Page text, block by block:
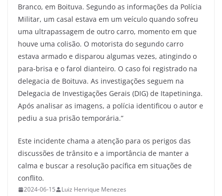
Branco, em Boituva. Segundo as informações da Polícia
Militar, um casal estava em um veículo quando sofreu
uma ultrapassagem de outro carro, momento em que
houve uma colisão. O motorista do segundo carro
estava armado e disparou algumas vezes, atingindo o
para-brisa e o farol dianteiro. O caso foi registrado na
delegacia de Boituva. As investigações seguem na
Delegacia de Investigações Gerais (DIG) de Itapetininga.
Após analisar as imagens, a polícia identificou o autor e
pediu a sua prisão temporária.”
Este incidente chama a atenção para os perigos das
discussões de trânsito e a importância de manter a
calma e buscar a resolução pacífica em situações de
conflito.
2024-06-15 Luiz Henrique Menezes